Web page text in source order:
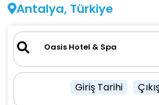
Antalya, Türkiye
Giriş Tarihi